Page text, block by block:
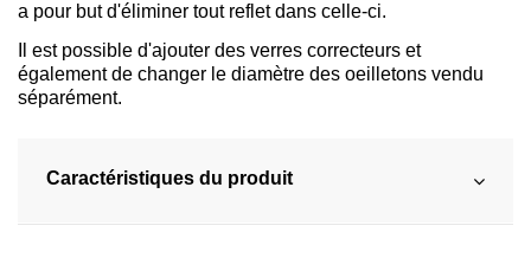
a pour but d'éliminer tout reflet dans celle-ci.
Il est possible d'ajouter des verres correcteurs et
également de changer le diamètre des oeilletons vendu
séparément.
Caractéristiques du produit